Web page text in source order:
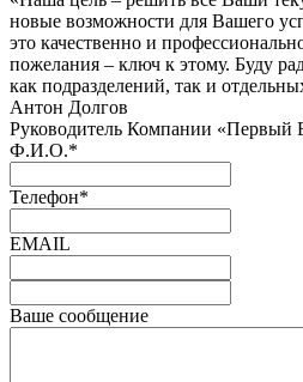
новые возможности для Вашего
это качественно и
пожелания – ключ к этому. Буду
как подразделений, так и
Антон Долгов
Руководитель Компании «Первый
Ф.И.О.*
Телефон*
EMAIL
Ваше сообщение